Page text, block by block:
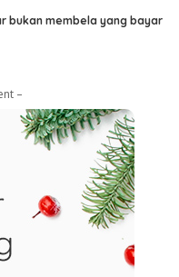
bukan membela yang bayar
–